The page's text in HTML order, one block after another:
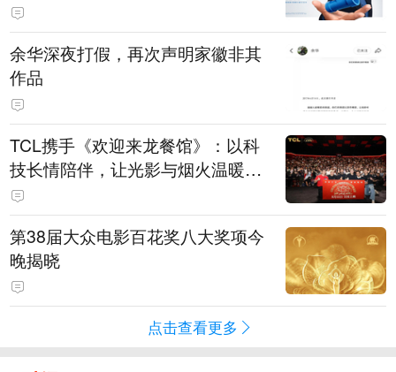
余华深夜打假，再次声明家徽非其
作品
TCL携手《欢迎来龙餐馆》：以科
技长情陪伴，让光影与烟火温暖生
活
第38届大众电影百花奖八大奖项今
晚揭晓
点击查看更多